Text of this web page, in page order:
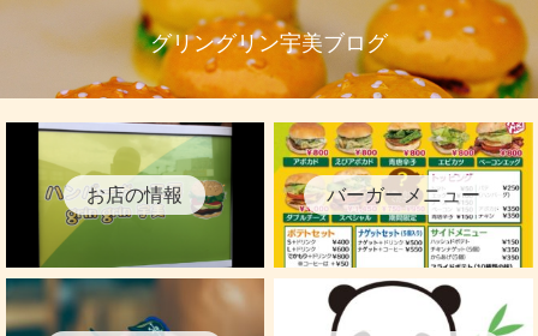
グリングリン宇美ブログ
お店の情報 バーガーメニュー